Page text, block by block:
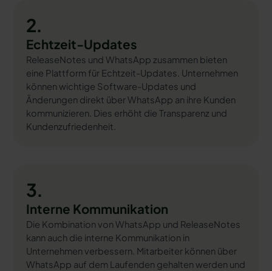
2.
Echtzeit-Updates
ReleaseNotes und WhatsApp zusammen bieten
eine Plattform für Echtzeit-Updates. Unternehmen
können wichtige Software-Updates und
Änderungen direkt über WhatsApp an ihre Kunden
kommunizieren. Dies erhöht die Transparenz und
Kundenzufriedenheit.
3.
Interne Kommunikation
Die Kombination von WhatsApp und ReleaseNotes
kann auch die interne Kommunikation in
Unternehmen verbessern. Mitarbeiter können über
WhatsApp auf dem Laufenden gehalten werden und